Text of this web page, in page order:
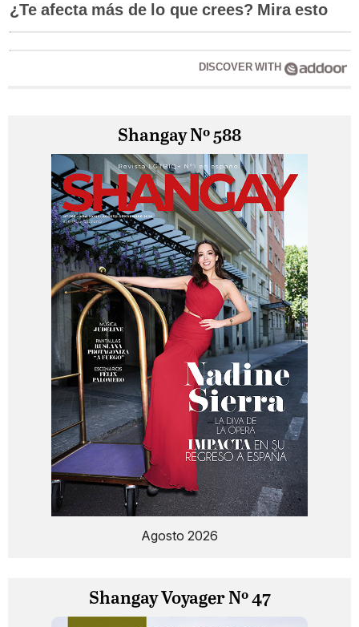
¿Te afecta más de lo que crees? Mira esto
DISCOVER WITH
Shangay Nº 588
Agosto 2026
Shangay Voyager Nº 47